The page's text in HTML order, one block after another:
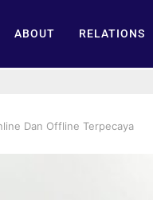
ABOUT RELATIONS
Dan Offline Terpecaya